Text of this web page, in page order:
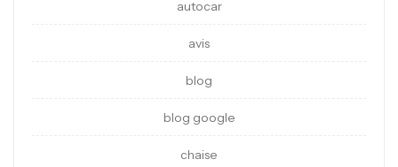
autocar
avis
blog
blog google
chaise